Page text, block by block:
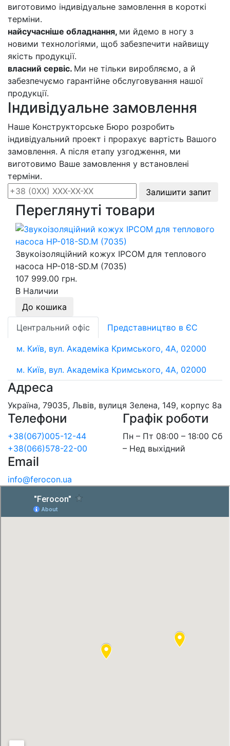
виготовимо індивідуальне замовлення в короткі
терміни.
найсучасніше обладнання, ми йдемо в ногу з
новими технологіями, щоб забезпечити найвищу
якість продукції.
власний сервіс. Ми не тільки виробляємо, а й
забезпечуємо гарантійне обслуговування нашої
продукції.
Індивідуальне замовлення
Наше Конструкторське Бюро розробить
індивідуальний проект і прорахує вартість Вашого
замовлення. А після етапу узгодження, ми
виготовимо Ваше замовлення у встановлені
терміни.
Залишити запит
Переглянуті товари
Звукоізоляційний кожух IPCOM для теплового
насоса HP-018-SD.M (7035)
107 999.00 грн.
В Наличии
До кошика
Центральний офіс
Представництво в ЄС
м. Київ, вул. Академіка Кримського, 4А, 02000
м. Київ, вул. Академіка Кримського, 4А, 02000
Адреса
Україна, 79035, Львів, вулиця Зелена, 149, корпус 8а
Телефони
+38(067)005-12-44
+38(066)578-22-00
Графік роботи
Пн – Пт 08:00 – 18:00 Сб
– Нед выхідний
Email
info@ferocon.ua